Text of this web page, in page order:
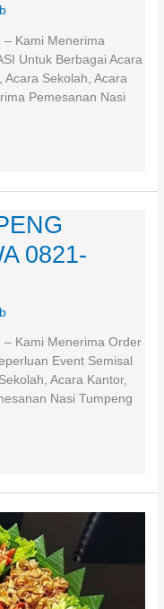
– Kami Menerima
Untuk Berbagai Acara
Sekolah, Acara
Pemesanan Nasi
0821-
– Kami Menerima Order
Event Semisal
Acara Kantor,
Nasi Tumpeng